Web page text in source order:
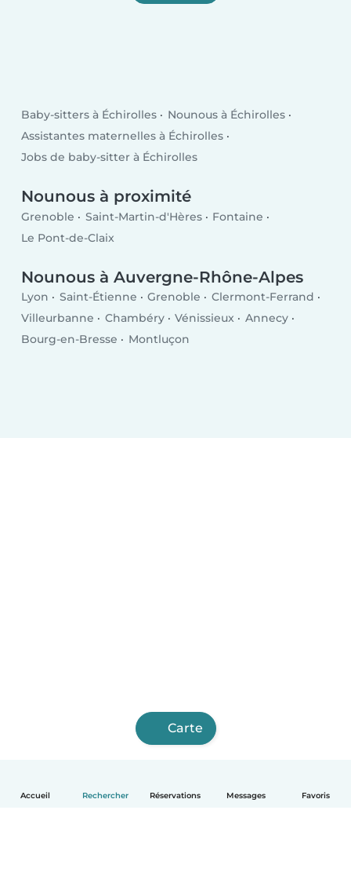
Accueil Rechercher Réservations Messages Favoris
Baby-sitters à Échirolles
Nounous à Échirolles
Assistantes maternelles à Échirolles
Jobs de baby-sitter à Échirolles
Nounous à proximité
Grenoble Saint-Martin-d'Hères
Fontaine
Le Pont-de-Claix
Nounous à Auvergne-Rhône-Alpes
Lyon Saint-Étienne Grenoble
Clermont-Ferrand
Villeurbanne
Chambéry Vénissieux
Annecy
Bourg-en-Bresse
Montluçon
Carte